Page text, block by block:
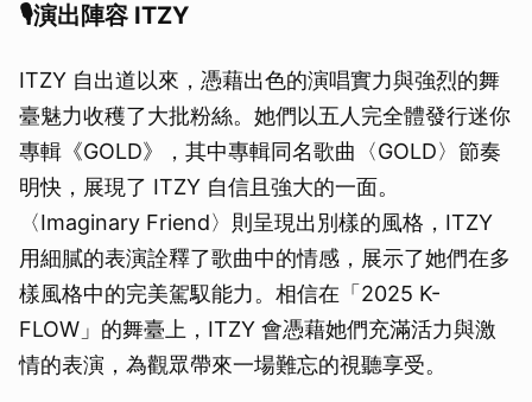
🎙演出陣容 ITZY
ITZY 自出道以來，憑藉出色的演唱實力與強烈的舞
臺魅力收穫了大批粉絲。她們以五人完全體發行迷你
專輯《GOLD》，其中專輯同名歌曲〈GOLD〉節奏
明快，展現了 ITZY 自信且強大的一面。
〈Imaginary Friend〉則呈現出別樣的風格，ITZY
用細膩的表演詮釋了歌曲中的情感，展示了她們在多
樣風格中的完美駕馭能力。相信在「2025 K-
FLOW」的舞臺上，ITZY 會憑藉她們充滿活力與激
情的表演，為觀眾帶來一場難忘的視聽享受。